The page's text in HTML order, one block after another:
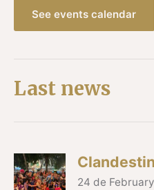
See events calendar
Last news
24 de